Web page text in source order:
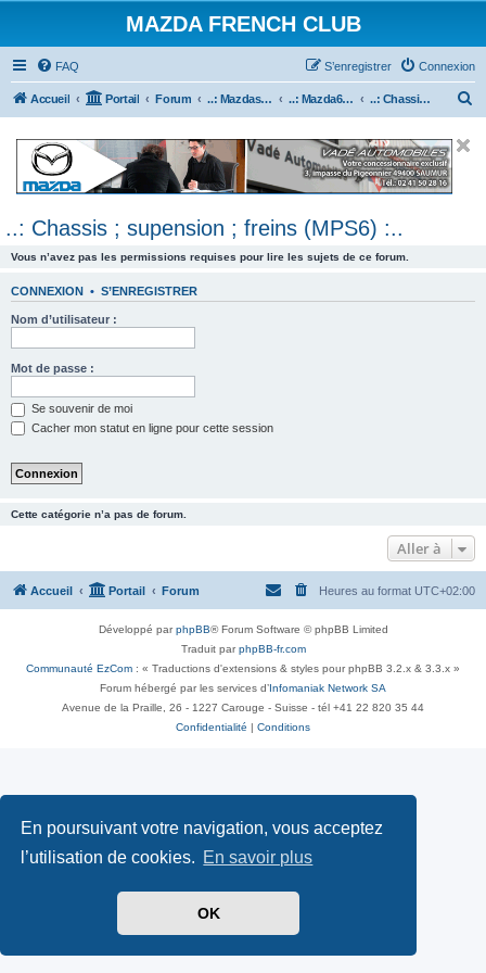
En poursuivant votre navigation, vous acceptez
l’utilisation de cookies. En savoir plus
OK
MAZDA FRENCH CLUB
FAQ Connexion
S’enregistrer
Accueil Portail Forum ..: Mazdaspeed & MPS :.. ..: Mazda6 MPS & Mazdaspeed 6 :.. ..: Chassis ; supension ; freins (MPS6) :..
e
..: Chassis ; supension ; freins (MPS6) :..
Vous n’avez pas les permissions requises pour lire les sujets de ce forum.
CONNEXION • S’ENREGISTRER
Nom d’utilisateur :
Mot de passe :
Se souvenir de moi
Cacher mon statut en ligne pour cette session
Cette catégorie n’a pas de forum.
Aller à
Accueil Portail Forum Heures au format UTC+02:00
Développé parphpBB® Forum Software © phpBB Limited
Traduit parphpBB-fr.com
Communauté EzCom : « Traductions d'extensions & styles pour phpBB 3.2.x & 3.3.x »
Forum hébergé par les services d’ Infomaniak Network SA
Avenue de la Praille, 26 - 1227 Carouge - Suisse - tél +41 22 820 35 44
Confidentialité
Conditions